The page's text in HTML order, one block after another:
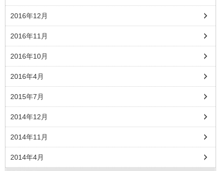
2016年12月
2016年11月
2016年10月
2016年4月
2015年7月
2014年12月
2014年11月
2014年4月